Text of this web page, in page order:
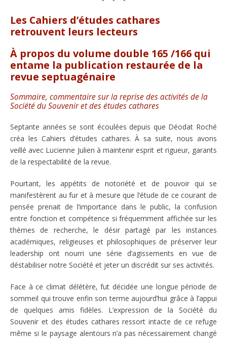
Les Cahiers d’études cathares
retrouvent leurs lecteurs
À propos du volume double 165 /166 qui
entame la publication restaurée de la
revue septuagénaire
Sommaire, commentaire sur la reprise des activités de la
Société du Souvenir et des études cathares
Septante années se sont écoulées depuis que Déodat Roché
créa les Cahiers d’études cathares. À sa suite, nous avons
veillé avec Lucienne Julien à maintenir esprit et rigueur, garants
de la respectabilité de la revue.
Pourtant, les appétits de notoriété et de pouvoir qui se
manifestèrent au fur et à mesure que l’étude de ce courant de
pensée prenait de l’importance dans le public, la confusion
entre fonction et compétence si fréquemment affichée sur les
thèmes de recherche, le désir partagé par les instances
académiques, religieuses et philosophiques de préserver leur
leadership ont nourri une série d’agissements en vue de
déstabiliser notre Société et jeter un discrédit sur ses activités.
Face à ce climat délétère, fut décidée une longue période de
sommeil qui trouve enfin son terme aujourd’hui grâce à l’appui
de quelques amis fidèles. L’expression de la Société du
Souvenir et des études cathares ressort intacte de ce refuge
même si le paysage alentours n’a pas nécessairement changé